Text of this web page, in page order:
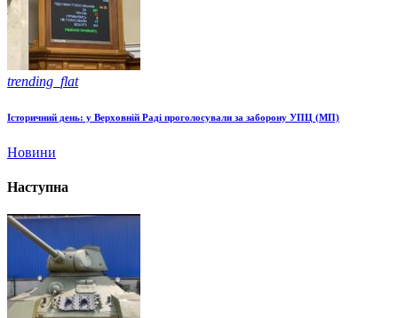
trending_flat
Історичний день: у Верховній Раді проголосували за заборону УПЦ (МП)
Новини
Наступна